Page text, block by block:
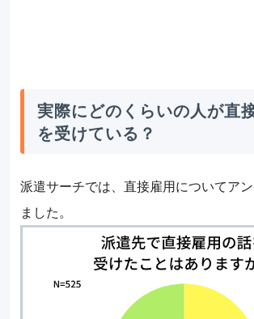
実際にどのくらいの人が直
を受けている？
派遣サーチでは、直接雇用についてア
ました。